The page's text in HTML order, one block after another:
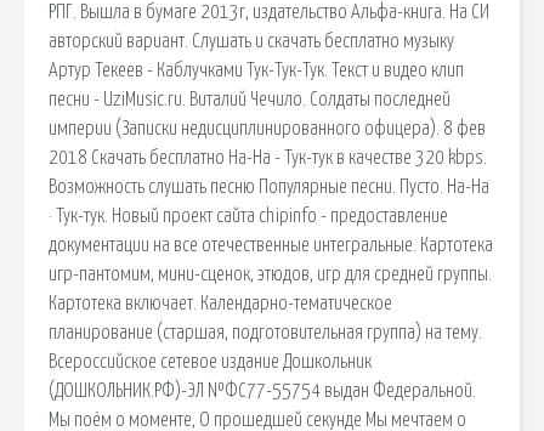
РПГ. Вышла в бумаге 2013г, издательство Альфа-книга. На СИ
авторский вариант. Слушать и скачать бесплатно музыку
Артур Текеев - Каблучками Тук-Тук-Тук. Текст и видео клип
песни - UziMusic.ru. Виталий Чечило. Солдаты последней
империи (Записки недисциплинированного офицера). 8 фев
2018 Скачать бесплатно На-На - Тук-тук в качестве 320 kbps.
Возможность слушать песню Популярные песни. Пусто. На-На
· Тук-тук. Новый проект сайта chipinfo - предоставление
документации на все отечественные интегральные. Картотека
игр-пантомим, мини-сценок, этюдов, игр для средней группы.
Картотека включает. Календарно-тематическое
планирование (старшая, подготовительная группа) на тему.
Всероссийское сетевое издание Дошкольник
(ДОШКОЛЬНИК.РФ)-ЭЛ №ФС77-55754 выдан Федеральной.
Мы поём о моменте, О прошедшей секунде Мы мечтаем о